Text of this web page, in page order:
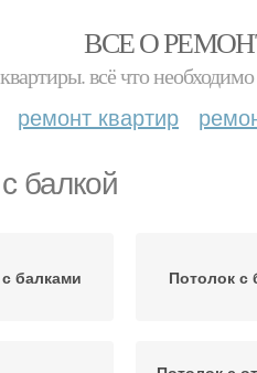
ВСЕ О
всё что
ремонт квартир
балкой
балками Потолок с